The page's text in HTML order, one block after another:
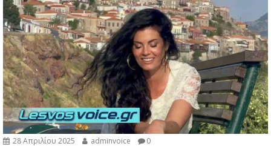
28 Απριλίου 2025 adminvoice 0